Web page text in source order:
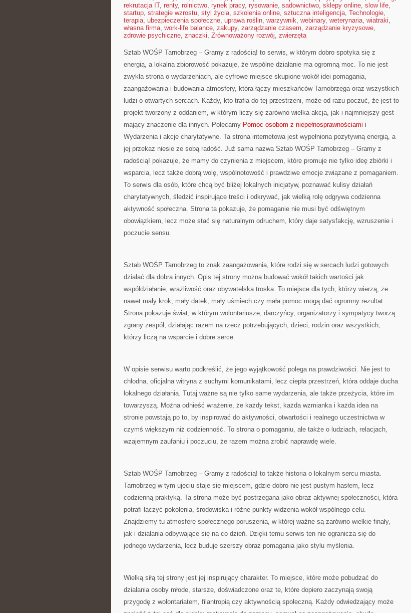
rekrutacja IT, renty, rolnictwo, rynek pracy, rysowanie, sadownictwo, sklepy online, slow life,
startup, strategie wzrostu, styl życia, szkolenia online, sztuczna inteligencja, Technologie,
terapia, ubezpieczenia społeczne, uprawa roślin, warzywnik, webinary, weterynaria, wiatraki,
własna firma, work-life balance, zakupy, zarządzanie czasem, zarządzanie kryzysowe,
zdrowie psychiczne, znaczki, Zrównoważony rozwój, zwierzęta
Sztab WOŚP Tarnobrzeg – Gramy z radością! to serwis, w którym dobro spotyka się z
energią, a lokalna zbiorowość pokazuje, że wspólne działanie ma ogromną moc. To nie jest
zwykła strona o wydarzeniach, ale cyfrowe miejsce skupione wokół idei pomagania,
zaangażowania i budowania atmosfery, która łączy mieszkańców Tarnobrzega oraz wszystkich
ludzi o otwartych sercach. Każdy, kto trafia do tej przestrzeni, może od razu poczuć, że jest to
projekt tworzony z oddaniem, w którym liczy się zarówno wielka akcja, jak i najmniejszy gest
mający znaczenie dla innych. Polecamy Pomoc osobom z niepełnosprawnościami i
Wydarzenia i akcje charytatywne. Ta strona internetowa jest wypełniona pozytywną energią, a
jej przekaz niesie ze sobą radość. Już sama nazwa Sztab WOŚP Tarnobrzeg – Gramy z
radością! pokazuje, że mamy do czynienia z miejscem, które promuje nie tylko ideę zbiórki i
wsparcia, lecz także dobrą wolę, wspólnotowość i prawdziwe emocje związane z pomaganiem.
To serwis dla osób, które chcą być bliżej lokalnych inicjatyw, poznawać kulisy działań
charytatywnych, śledzić inspirujące treści i odkrywać, jak wielką rolę odgrywa codzienna
aktywność społeczna. Strona ta pokazuje, że pomaganie nie musi być odświętnym
obowiązkiem, lecz może stać się naturalnym odruchem, który daje satysfakcję, wzruszenie i
poczucie sensu.
Sztab WOŚP Tarnobrzeg to znak zaangażowania, które rodzi się w sercach ludzi gotowych
działać dla dobra innych. Opis tej strony można budować wokół takich wartości jak
współdziałanie, wrażliwość oraz obywatelska troska. To miejsce dla tych, którzy wierzą, że
nawet mały krok, mały datek, mały uśmiech czy mała pomoc mogą dać ogromny rezultat.
Strona pokazuje świat, w którym wolontariusze, darczyńcy, organizatorzy i sympatycy tworzą
zgrany zespół, działając razem na rzecz potrzebujących, dzieci, rodzin oraz wszystkich,
którzy liczą na wsparcie i dobre serce.
W opisie serwisu warto podkreślić, że jego wyjątkowość polega na prawdziwości. Nie jest to
chłodna, oficjalna witryna z suchymi komunikatami, lecz ciepła przestrzeń, która oddaje ducha
lokalnego działania. Tutaj ważne są nie tylko same wydarzenia, ale także przeżycia, które im
towarzyszą. Można odnieść wrażenie, że każdy tekst, każda wzmianka i każda idea na
stronie powstają po to, by inspirować do aktywności, otwartości i realnego uczestnictwa w
czymś większym niż codzienność. To strona o pomaganiu, ale także o ludziach, relacjach,
wzajemnym zaufaniu i poczuciu, że razem można zrobić naprawdę wiele.
Sztab WOŚP Tarnobrzeg – Gramy z radością! to także historia o lokalnym sercu miasta.
Tarnobrzeg w tym ujęciu staje się miejscem, gdzie dobro nie jest pustym hasłem, lecz
codzienną praktyką. Ta strona może być postrzegana jako obraz aktywnej społeczności, która
potrafi łączyć pokolenia, środowiska i różne punkty widzenia wokół wspólnego celu.
Znajdziemy tu atmosferę społecznego poruszenia, w której ważne są zarówno wielkie finały,
jak i działania odbywające się na co dzień. Dzięki temu serwis ten nie ogranicza się do
jednego wydarzenia, lecz buduje szerszy obraz pomagania jako stylu myślenia.
Wielką siłą tej strony jest jej inspirujący charakter. To miejsce, które może pobudzać do
działania osoby młode, starsze, doświadczone oraz te, które dopiero zaczynają swoją
przygodę z wolontariatem, filantropią czy aktywnością społeczną. Każdy odwiedzający może